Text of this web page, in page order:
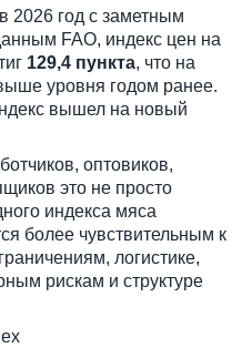
2026 год с заметным
FAO, индекс цен на
129,4 пункта, что на
уровня годом ранее.
вышел на новый
оптовиков,
это не просто
индекса мяса
более чувствительным к
логистике,
рискам и структуре